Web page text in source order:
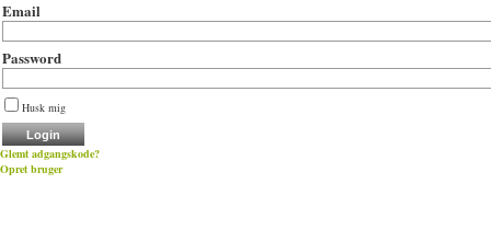
Email
Password
Husk mig
Glemt adgangskode?
Opret bruger